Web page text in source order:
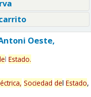
Oeste,
l Estado.
Sociedad del Estado,